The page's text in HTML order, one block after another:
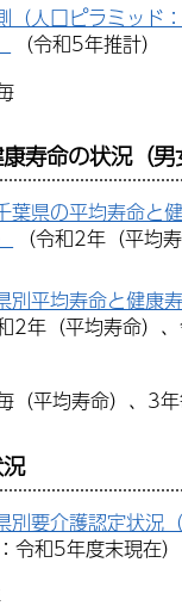
（人口ピラミッド
（令和5年推計）
寿命の状況（男
葉県の平均寿命と
（令和2年（平均
別平均寿命と健康
和2年（平均寿命）
平均寿命）、3年
別要介護認定状況
令和5年度末現在）